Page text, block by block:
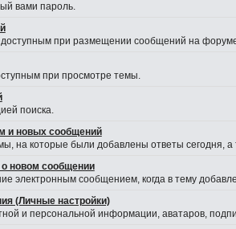
вами пароль.
при размещении сообщений на
при просмотре темы.
поиска.
и новых сообщений
на которые были добавлены ответы сегодня,
новом сообщении
электронным сообщением, когда в тему
(Личные настройки)
и персональной информации, аватаров,